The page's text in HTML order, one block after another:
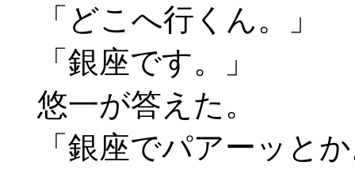
「どこへ行くん。」
「銀座です。」
悠一が答えた。
「銀座でパアーッと